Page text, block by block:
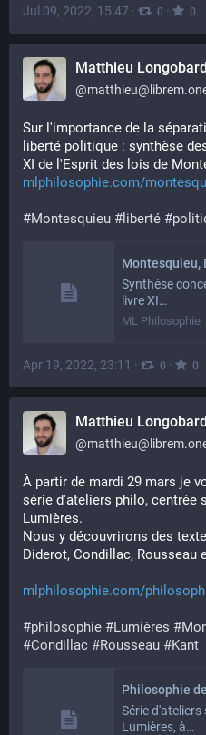
Jul 09, 2022, 15:47 · 0 · 0
Matthieu
@
Sur l'importance de la
liberté politique : synthèse
XI de l'Esprit des lois de
mlphilosophie.com/
#Montesquieu # liberté #
Synthèse
livre XI…
ML Philosophie
Apr 19, 2022, 23:11 · 0 · 0
Matthieu
@
À partir de mardi 29 mars je
série d'ateliers philo, centrée
Lumières.
Nous y découvrirons des
Diderot, Condillac, Rousseau
mlphilosophie.com/
#philosophie #Lumières #
#Condillac #Rousseau #Kant
Série
Lumières, à…